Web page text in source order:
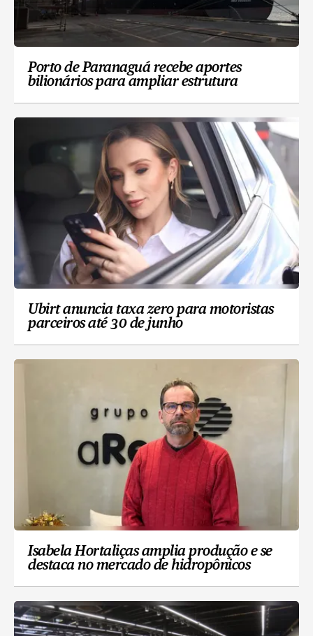
Porto de Paranaguá recebe aportes
bilionários para ampliar estrutura
Ubirt anuncia taxa zero para motoristas
parceiros até 30 de junho
Isabela Hortaliças amplia produção e se
destaca no mercado de hidropônicos